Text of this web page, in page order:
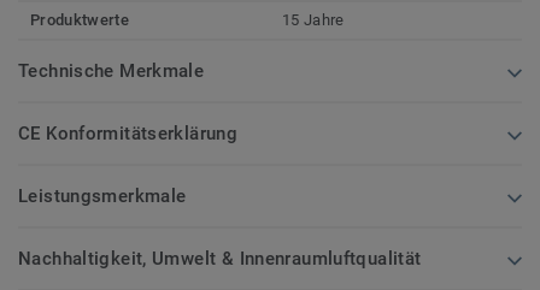
Produktwerte 15 Jahre
Technische Merkmale
CE Konformitätserklärung
Leistungsmerkmale
Nachhaltigkeit, Umwelt & Innenraumluftqualität